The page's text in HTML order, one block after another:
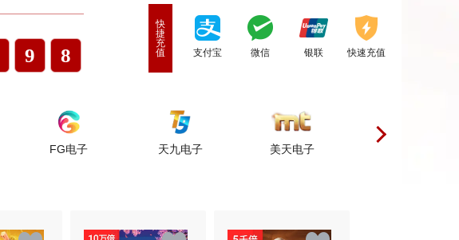
8
9
7
8
.
快
捷
充
值
支付宝 微信 银联 快速充值
FG电子 天九电子 美天电子